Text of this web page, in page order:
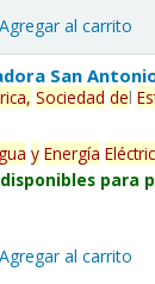
Agregar al carrito
San
Sociedad del
y Energía
para
Agregar al carrito